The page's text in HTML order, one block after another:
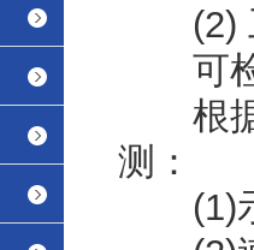
(2) 工
可检
根据
测：
(1)示